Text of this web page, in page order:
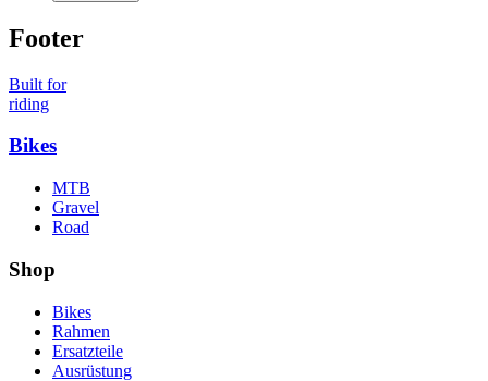
Footer
Built for
riding
Bikes
MTB
Gravel
Road
Shop
Bikes
Rahmen
Ersatzteile
Ausrüstung